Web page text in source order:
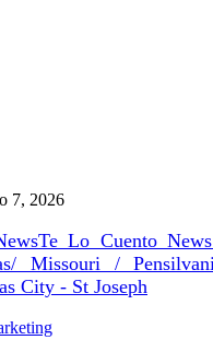
7, 2026
Te Lo Cuento
Missouri /
City - St Joseph